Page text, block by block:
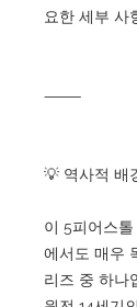
요한 세부 사
⸻
💡 역사적 배
이 5피어스
에서도 매우
리즈 중 하나